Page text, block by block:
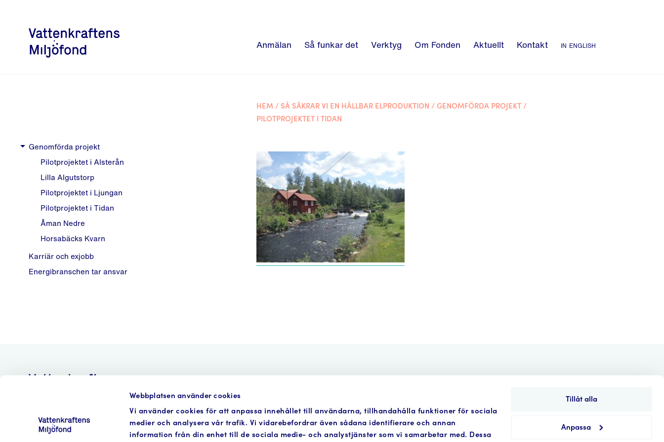
Webbplatsen använder cookies
Vi använder cookies för att anpassa innehållet till användarna, tillhandahålla funktioner för sociala
medier och analysera vår trafik. Vi vidarebefordrar även sådana identifierare och annan
information från din enhet till de sociala medie- och analystjänster som vi samarbetar med. Dessa
Tillåt alla
Anpassa
Anmälan Så funkar det Verktyg Om Fonden Aktuellt Kontakt in english
arrow_right Genomförda projekt
Pilotprojektet i Alsterån
Lilla Algutstorp
Pilotprojektet i Ljungan
Pilotprojektet i Tidan
Åman Nedre
Horsabäcks Kvarn
Karriär och exjobb
Energibranschen tar ansvar
HEM / SÅ SÄKRAR VI EN HÅLLBAR ELPRODUKTION /GENOMFÖRDA PROJEKT /
PILOTPROJEKTET I TIDAN
in english